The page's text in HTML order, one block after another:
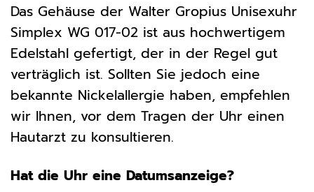
Das Gehäuse der Walter Gropius Unisexuhr
Simplex WG 017-02 ist aus hochwertigem
Edelstahl gefertigt, der in der Regel gut
verträglich ist. Sollten Sie jedoch eine
bekannte Nickelallergie haben, empfehlen
wir Ihnen, vor dem Tragen der Uhr einen
Hautarzt zu konsultieren.
Hat die Uhr eine Datumsanzeige?